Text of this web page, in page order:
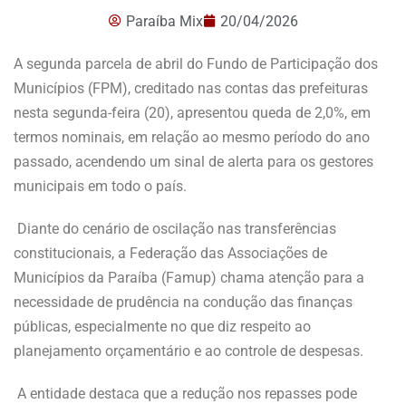
Paraíba Mix 20/04/2026
A segunda parcela de abril do Fundo de Participação dos
Municípios (FPM), creditado nas contas das prefeituras
nesta segunda-feira (20), apresentou queda de 2,0%, em
termos nominais, em relação ao mesmo período do ano
passado, acendendo um sinal de alerta para os gestores
municipais em todo o país.
Diante do cenário de oscilação nas transferências
constitucionais, a Federação das Associações de
Municípios da Paraíba (Famup) chama atenção para a
necessidade de prudência na condução das finanças
públicas, especialmente no que diz respeito ao
planejamento orçamentário e ao controle de despesas.
A entidade destaca que a redução nos repasses pode